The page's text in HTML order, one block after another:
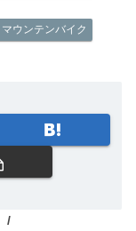
マウンテンバイク